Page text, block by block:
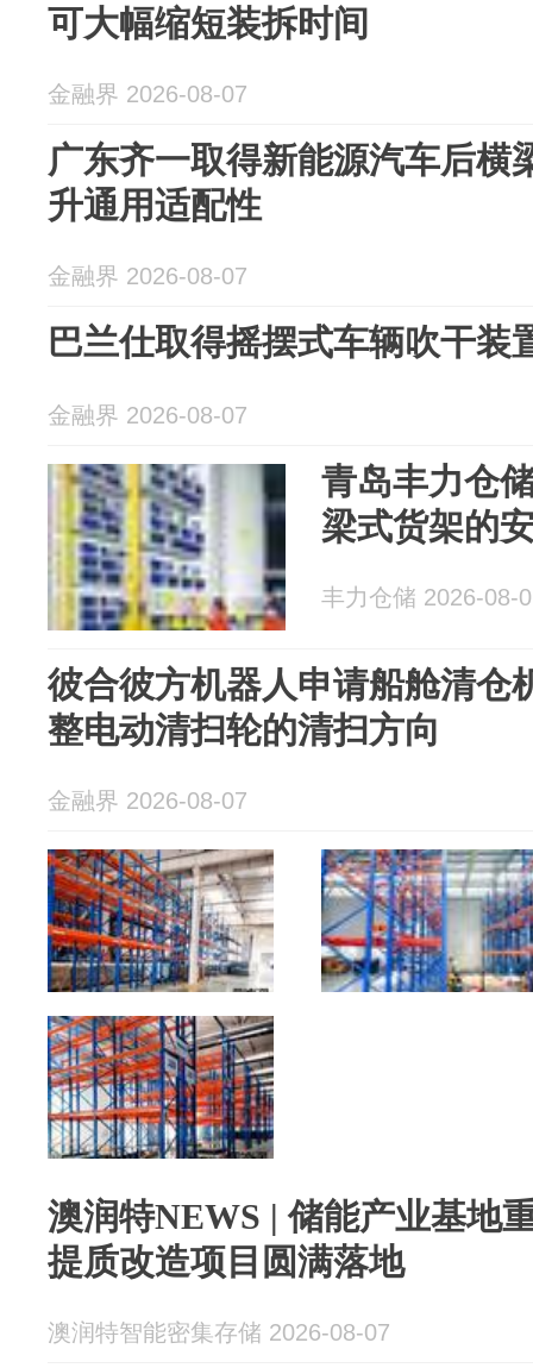
可大幅缩短装拆时间
金融界 2026-08-07
广东齐一取得新能源汽车后横
升通用适配性
金融界 2026-08-07
巴兰仕取得摇摆式车辆吹干装
金融界 2026-08-07
青岛丰力仓
梁式货架的
丰力仓储 2026-08-
彼合彼方机器人申请船舱清仓
整电动清扫轮的清扫方向
金融界 2026-08-07
澳润特NEWS | 储能产业基地
提质改造项目圆满落地
澳润特智能密集存储 2026-08-07